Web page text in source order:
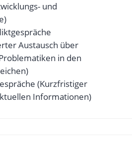
und
Austausch über
in den
(Kurzfristiger
Informationen)